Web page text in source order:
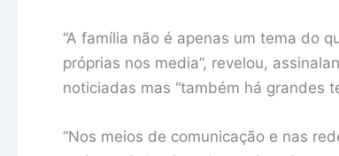
“A família não é apenas um tema do
próprias nos media”, revelou,
noticiadas mas “também há grandes
“Nos meios de comunicação e nas